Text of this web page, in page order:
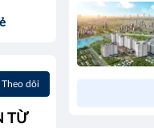
Theo dõi
TỪ